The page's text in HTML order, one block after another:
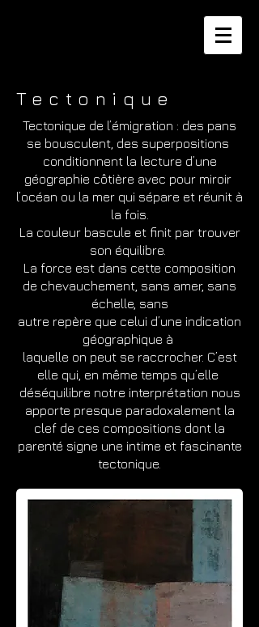
Tectonique
Tectonique de l’émigration : des pans
se bousculent, des superpositions
conditionnent la lecture d’une
géographie côtière avec pour miroir
l’océan ou la mer qui sépare et réunit à
la fois.
La couleur bascule et finit par trouver
son équilibre.
La force est dans cette composition
de chevauchement, sans amer, sans
échelle, sans
autre repère que celui d’une indication
géographique à
laquelle on peut se raccrocher. C’est
elle qui, en même temps qu’elle
déséquilibre notre interprétation nous
apporte presque paradoxalement la
clef de ces compositions dont la
parenté signe une intime et fascinante
tectonique.